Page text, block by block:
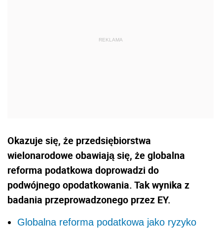
Okazuje się, że przedsiębiorstwa
wielonarodowe obawiają się, że globalna
reforma podatkowa doprowadzi do
podwójnego opodatkowania. Tak wynika z
badania przeprowadzonego przez EY.
Globalna reforma podatkowa jako ryzyko